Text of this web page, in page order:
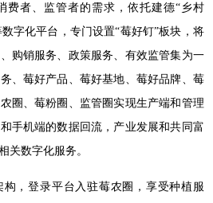
费者、监管者的需求，依托建德“乡村
字化平台，专门设置“莓好钉”板块，将
购销服务、政策服务、有效监管集为一
、莓好产品、莓好基地、莓好品牌、莓
圈、莓粉圈、监管圈实现生产端和管理
手机端的数据回流，产业发展和共同富
关数字化服务。
，登录平台入驻莓农圈，享受种植服